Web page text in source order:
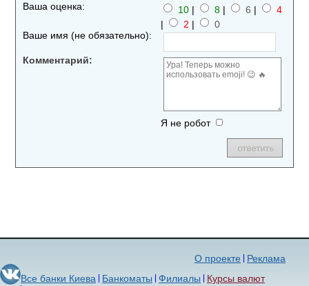
Ваша оценка: 10 | 8 | 6 |
4
|
2 |
0
Ваше имя (не обязательно):
Комментарий:
Я не робот
Реклама
О проекте
Все банки Киева
Банкоматы Филиалы
Курсы валют